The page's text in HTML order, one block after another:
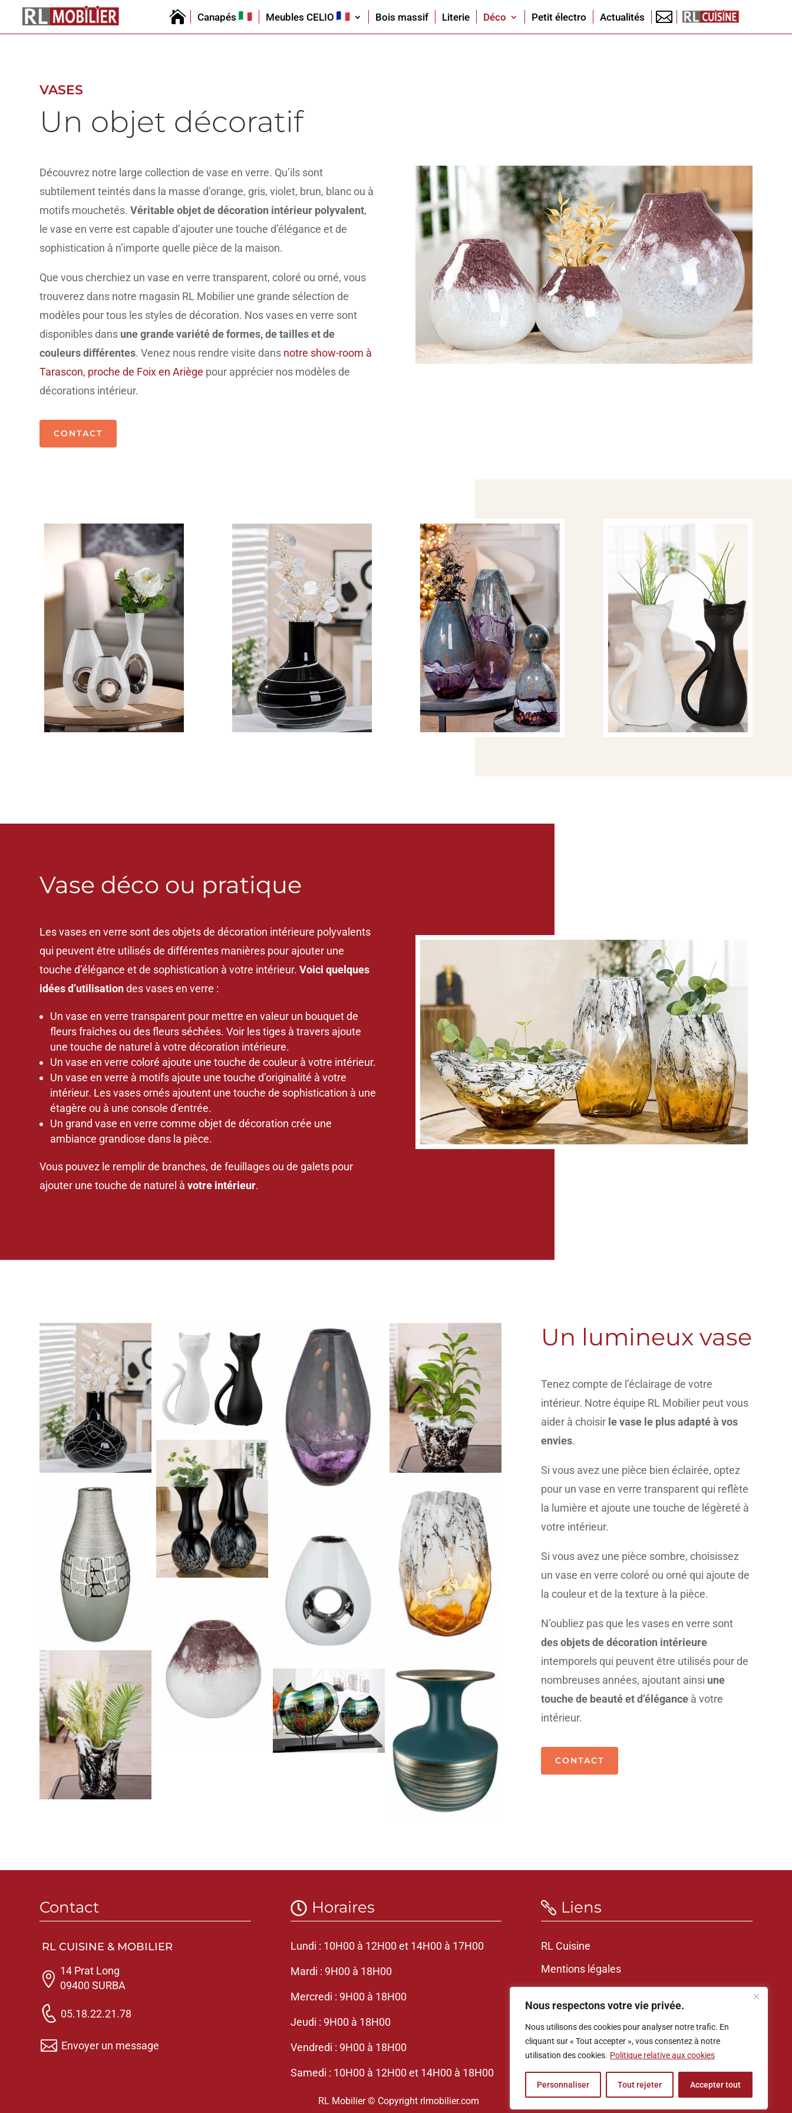
Nous respectons votre vie privée.
Nous utilisons des cookies pour analyser notre trafic. En
cliquant sur « Tout accepter », vous consentez à notre
utilisation des cookies. Politique relative aux cookies
Personnaliser Tout rejeter Accepter tout
 Canapés Meubles CELIO Bois massif Literie Déco Petit électro Actualités 
VASES
Un objet décoratif
Découvrez notre large collection de vase en verre. Qu’ils sont
subtilement teintés dans la masse d’orange, gris, violet, brun, blanc ou à
motifs mouchetés.Véritable objet de décoration intérieur polyvalent,
le vase en verre est capable d’ajouter une touche d’élégance et de
sophistication à n’importe quelle pièce de la maison.
Que vous cherchiez un vase en verre transparent, coloré ou orné, vous
trouverez dans notre magasin RL Mobilier une grande sélection de
modèles pour tous les styles de décoration. Nos vases en verre sont
disponibles dans une grande variété de formes, de tailles et de
couleurs différentes. Venez nous rendre visite dans notre show-room à
Tarascon, proche de Foix en Ariège pour apprécier nos modèles de
décorations intérieur.
CONTACT
Vase déco ou pratique
Les vases en verre sont des objets de décoration intérieure polyvalents
qui peuvent être utilisés de différentes manières pour ajouter une
touche d’élégance et de sophistication à votre intérieur.Voici quelques
idées d’utilisationdes vases en verre :
Un vase en verre transparent pour mettre en valeur un bouquet de
fleurs fraîches ou des fleurs séchées. Voir les tiges à travers ajoute
une touche de naturel à votre décoration intérieure.
Un vase en verre coloré ajoute une touche de couleur à votre intérieur.
Un vase en verre à motifs ajoute une touche d’originalité à votre
intérieur. Les vases ornés ajoutent une touche de sophistication à une
étagère ou à une console d’entrée.
Un grand vase en verre comme objet de décoration crée une
ambiance grandiose dans la pièce.
Vous pouvez le remplir de branches, de feuillages ou de galets pour
ajouter une touche de naturel àvotre intérieur.
Un lumineux vase
Tenez compte de l’éclairage de votre
intérieur. Notre équipe RL Mobilier peut vous
aider à choisir le vase le plus adapté à vos
envies.
Si vous avez une pièce bien éclairée, optez
pour un vase en verre transparent qui reflète
la lumière et ajoute une touche de légèreté à
votre intérieur.
Si vous avez une pièce sombre, choisissez
un vase en verre coloré ou orné qui ajoute de
la couleur et de la texture à la pièce.
N’oubliez pas que les vases en verre sont
des objets de décoration intérieure
intemporels qui peuvent être utilisés pour de
nombreuses années, ajoutant ainsi une
touche de beauté et d’éléganceà votre
intérieur.
CONTACT
Contact
RL CUISINE & MOBILIER
 14 Prat Long
09400 SURBA
05.18.22.21.78
 Envoyer un message
 Horaires
Lundi : 10H00 à 12H00 et 14H00 à 17H00
Mardi : 9H00 à 18H00
Mercredi : 9H00 à 18H00
Jeudi : 9H00 à 18H00
Vendredi : 9H00 à 18H00
Samedi : 10H00 à 12H00 et 14H00 à 18H00
 Liens
RL Cuisine
Mentions légales

RL Mobilier © Copyright rlmobilier.com